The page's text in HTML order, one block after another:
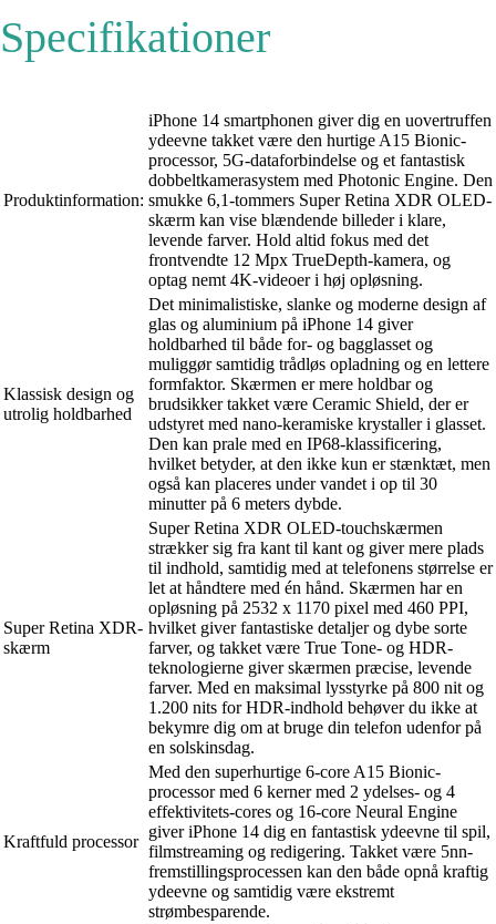
Specifikationer
Produktinformation:
iPhone 14 smartphonen giver dig en uovertruffen
ydeevne takket være den hurtige A15 Bionic-
processor, 5G-dataforbindelse og et fantastisk
dobbeltkamerasystem med Photonic Engine. Den
smukke 6,1-tommers Super Retina XDR OLED-
skærm kan vise blændende billeder i klare,
levende farver. Hold altid fokus med det
frontvendte 12 Mpx TrueDepth-kamera, og
optag nemt 4K-videoer i høj opløsning.
Klassisk design og
utrolig holdbarhed
Det minimalistiske, slanke og moderne design af
glas og aluminium på iPhone 14 giver
holdbarhed til både for- og bagglasset og
muliggør samtidig trådløs opladning og en lettere
formfaktor. Skærmen er mere holdbar og
brudsikker takket være Ceramic Shield, der er
udstyret med nano-keramiske krystaller i glasset.
Den kan prale med en IP68-klassificering,
hvilket betyder, at den ikke kun er stænktæt, men
også kan placeres under vandet i op til 30
minutter på 6 meters dybde.
Super Retina XDR-
skærm
Super Retina XDR OLED-touchskærmen
strækker sig fra kant til kant og giver mere plads
til indhold, samtidig med at telefonens størrelse er
let at håndtere med én hånd. Skærmen har en
opløsning på 2532 x 1170 pixel med 460 PPI,
hvilket giver fantastiske detaljer og dybe sorte
farver, og takket være True Tone- og HDR-
teknologierne giver skærmen præcise, levende
farver. Med en maksimal lysstyrke på 800 nit og
1.200 nits for HDR-indhold behøver du ikke at
bekymre dig om at bruge din telefon udenfor på
en solskinsdag.
Kraftfuld processor
Med den superhurtige 6-core A15 Bionic-
processor med 6 kerner med 2 ydelses- og 4
effektivitets-cores og 16-core Neural Engine
giver iPhone 14 dig en fantastisk ydeevne til spil,
filmstreaming og redigering. Takket være 5nn-
fremstillingsprocessen kan den både opnå kraftig
ydeevne og samtidig være ekstremt
strømbesparende.